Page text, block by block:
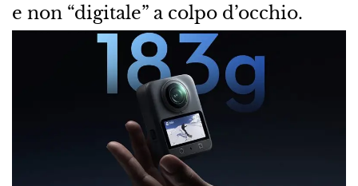
e non “digitale” a colpo d’occhio.